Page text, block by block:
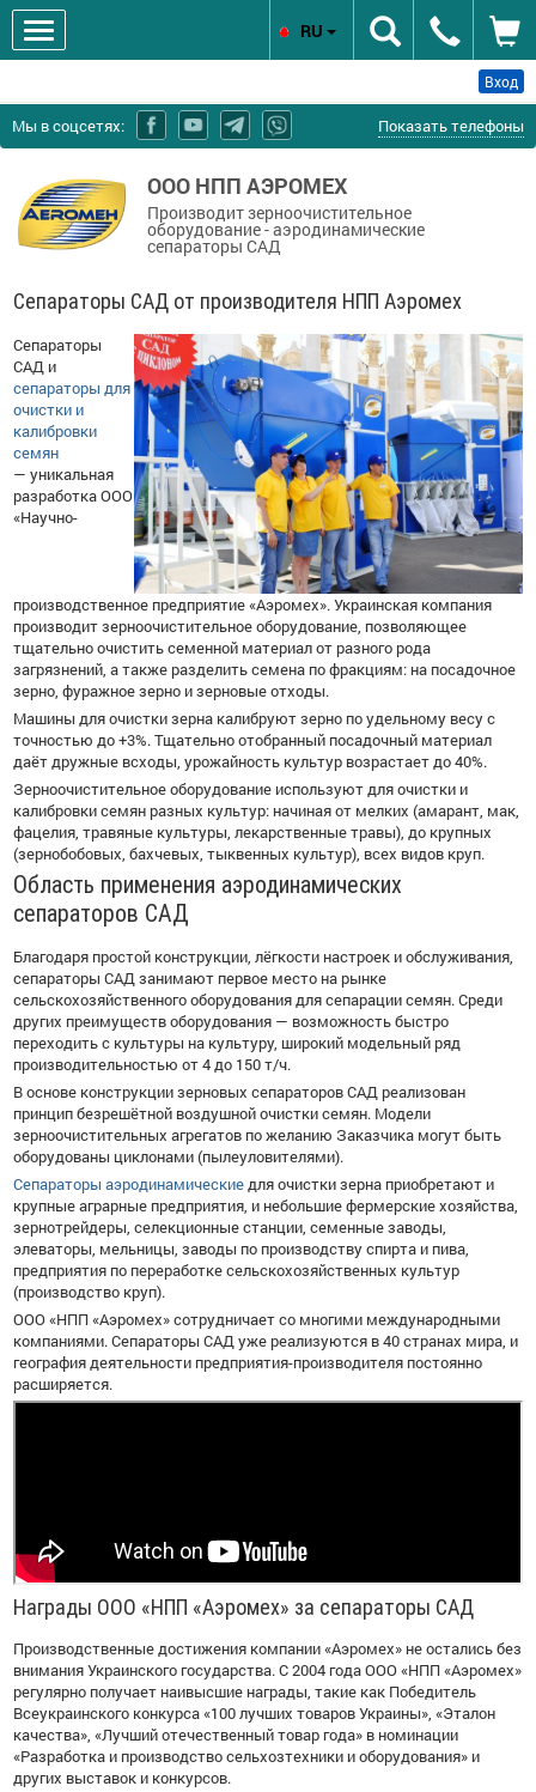
Вход
Мы в соцсетях: Показать телефоны
ООО НПП АЭРОМЕХ
Производит зерноочистительное
оборудование - аэродинамические
сепараторы САД
RU
Сепараторы САД от производителя НПП Аэромех
Сепараторы
САД и
сепараторы для
очистки и
калибровки
семян
— уникальная
разработка ООО
«Научно-
производственное предприятие «Аэромех». Украинская компания
производит зерноочистительное оборудование, позволяющее
тщательно очистить семенной материал от разного рода
загрязнений, а также разделить семена по фракциям: на посадочное
зерно, фуражное зерно и зерновые отходы.
Машины для очистки зерна калибруют зерно по удельному весу с
точностью до +3%. Тщательно отобранный посадочный материал
даёт дружные всходы, урожайность культур возрастает до 40%.
Зерноочистительное оборудование используют для очистки и
калибровки семян разных культур: начиная от мелких (амарант, мак,
фацелия, травяные культуры, лекарственные травы), до крупных
(зернобобовых, бахчевых, тыквенных культур), всех видов круп.
Область применения аэродинамических
сепараторов САД
Благодаря простой конструкции, лёгкости настроек и обслуживания,
сепараторы САД занимают первое место на рынке
сельскохозяйственного оборудования для сепарации семян. Среди
других преимуществ оборудования — возможность быстро
переходить с культуры на культуру, широкий модельный ряд
производительностью от 4 до 150 т/ч.
В основе конструкции зерновых сепараторов САД реализован
принцип безрешётной воздушной очистки семян. Модели
зерноочистительных агрегатов по желанию Заказчика могут быть
оборудованы циклонами (пылеуловителями).
Сепараторы аэродинамические для очистки зерна приобретают и
крупные аграрные предприятия, и небольшие фермерские хозяйства,
зернотрейдеры, селекционные станции, семенные заводы,
элеваторы, мельницы, заводы по производству спирта и пива,
предприятия по переработке сельскохозяйственных культур
(производство круп).
ООО «НПП «Аэромех» сотрудничает со многими международными
компаниями. Сепараторы САД уже реализуются в 40 странах мира, и
география деятельности предприятия-производителя постоянно
расширяется.
Награды ООО «НПП «Аэромех» за сепараторы САД
Производственные достижения компании «Аэромех» не остались без
внимания Украинского государства. С 2004 года ООО «НПП «Аэромех»
регулярно получает наивысшие награды, такие как Победитель
Всеукраинского конкурса «100 лучших товаров Украины», «Эталон
качества», «Лучший отечественный товар года» в номинации
«Разработка и производство сельхозтехники и оборудования» и
других выставок и конкурсов.